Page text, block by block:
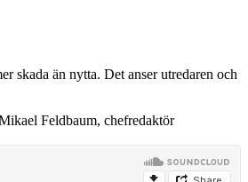
skada än nytta. Det anser utredaren och
Feldbaum, chefredaktör